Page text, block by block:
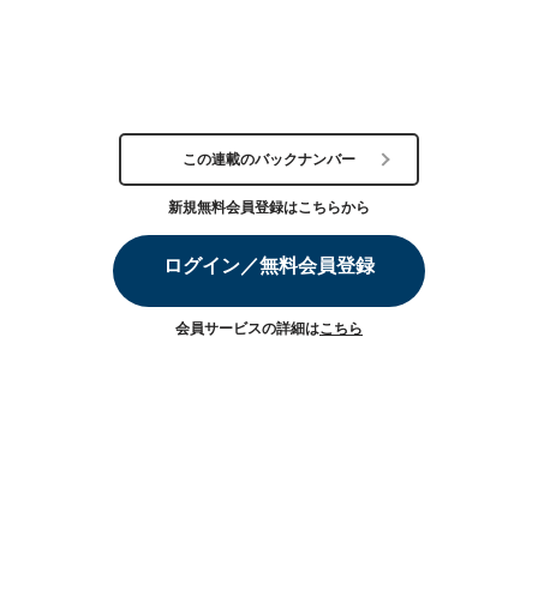
この連載のバックナンバー
新規無料会員登録はこちらから
ログイン／無料会員登録
会員サービスの詳細はこちら